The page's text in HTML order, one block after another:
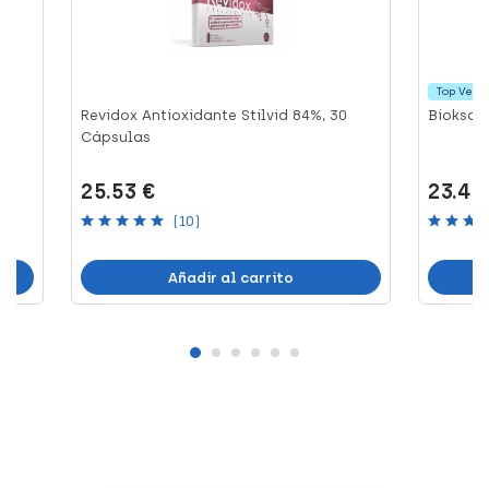
Revidox Antioxidante Stilvid 84%, 30
Cápsulas
25.53 €
(10)
Añadir al carrito
Top